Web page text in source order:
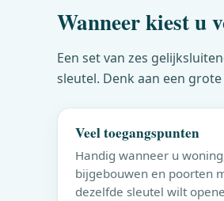
Wanneer kiest u
Een set van zes
sleutel. Denk aan een
Veel toegangspunten
Handig wanneer u
bijgebouwen en poorten
dezelfde sleutel wilt